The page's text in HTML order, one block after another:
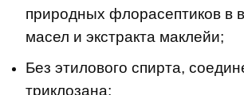
природных флорасептиков в
масел и экстракта маклейи;
Без этилового спирта,
триклозана;